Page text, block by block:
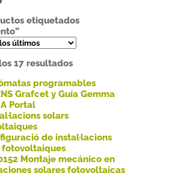
etiquetados
17 resultadosOrdenado
los
últimos